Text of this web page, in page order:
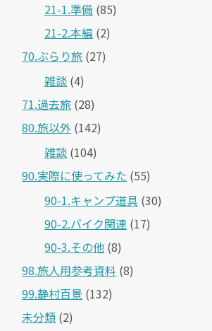
21-1.準備 (85)
21-2.本編 (2)
70.ぶらり旅 (27)
雑談 (4)
71.過去旅 (28)
80.旅以外 (142)
雑談 (104)
90.実際に使ってみた (55)
90-1.キャンプ道具 (30)
90-2.バイク関連 (17)
90-3.その他 (8)
98.旅人用参考資料 (8)
99.静村百景 (132)
未分類 (2)